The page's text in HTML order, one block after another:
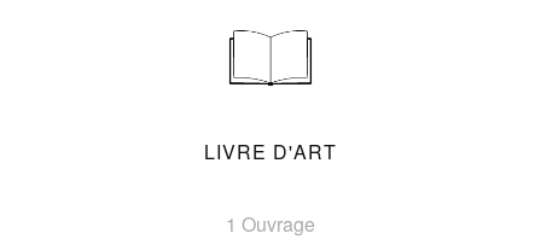
LIVRE D'ART
1 Ouvrage